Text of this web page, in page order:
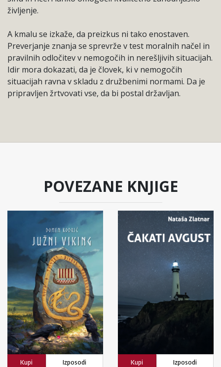
življenje.
A kmalu se izkaže, da preizkus ni tako enostaven.
Preverjanje znanja se sprevrže v test moralnih načel in
pravilnih odločitev v nemogočih in nerešljivih situacijah.
Idir mora dokazati, da je človek, ki v nemogočih
situacijah ravna v skladu z družbenimi normami. Da je
pripravljen žrtvovati vse, da bi postal državljan.
POVEZANE KNJIGE
Kupi
Izposodi
Kupi
Izposodi